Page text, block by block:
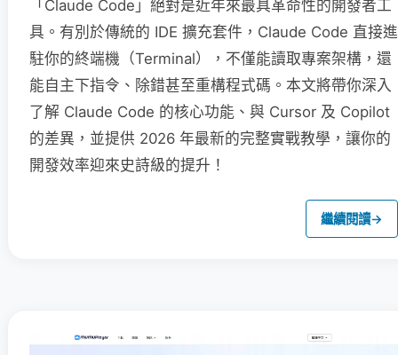
「Claude Code」絕對是近年來最具革命性的開發者工
具。有別於傳統的 IDE 擴充套件，Claude Code 直接進
駐你的終端機（Terminal），不僅能讀取專案架構，還
能自主下指令、除錯甚至重構程式碼。本文將帶你深入
了解 Claude Code 的核心功能、與 Cursor 及 Copilot
的差異，並提供 2026 年最新的完整實戰教學，讓你的
開發效率迎來史詩級的提升！
繼續閱讀→